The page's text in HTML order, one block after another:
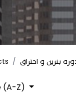
بنزين و احتراق
(A-Z)